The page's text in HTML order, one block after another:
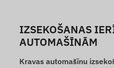
IZSEKOŠANAS
AUTOMAŠĪNĀM
Kravas automašīnu